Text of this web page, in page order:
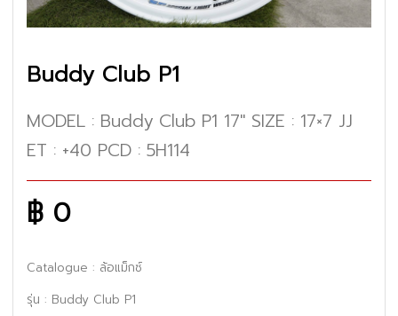
Buddy Club P1
MODEL : Buddy Club P1 17'' SIZE : 17×7 JJ
ET : +40 PCD : 5H114
฿ 0
Catalogue : ล้อแม็กซ์
รุ่น : Buddy Club P1